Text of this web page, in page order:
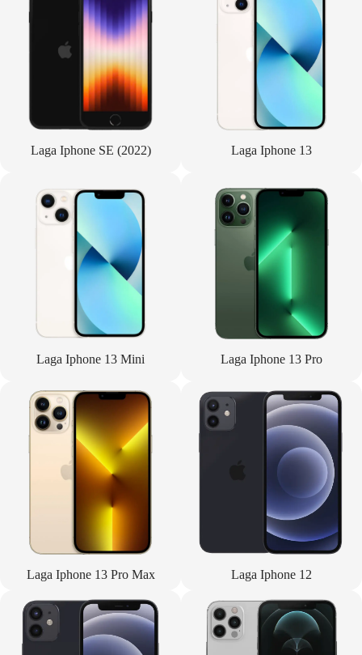
Laga Iphone SE (2022) Laga Iphone 13
Laga Iphone 13 Mini Laga Iphone 13 Pro
Laga Iphone 13 Pro Max Laga Iphone 12